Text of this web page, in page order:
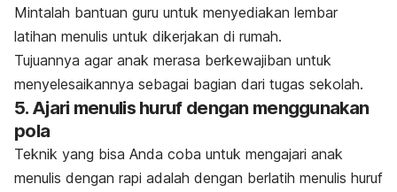
Mintalah bantuan guru untuk menyediakan lembar
latihan menulis untuk dikerjakan di rumah.
Tujuannya agar anak merasa berkewajiban untuk
menyelesaikannya sebagai bagian dari tugas sekolah.
5. Ajari menulis huruf dengan menggunakan
pola
Teknik yang bisa Anda coba untuk mengajari anak
menulis dengan rapi adalah dengan berlatih menulis huruf